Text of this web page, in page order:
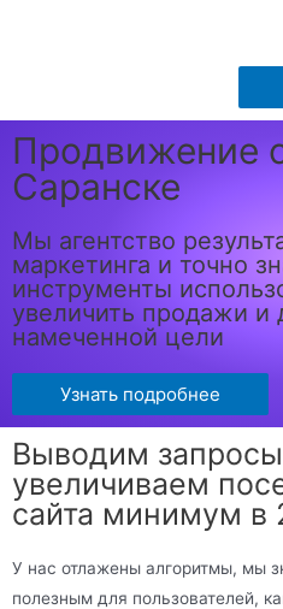
Продвижение
Саранске
Мы агентство
маркетинга и точно
инструменты
увеличить продажи и
намеченной цели
Узнать подробнее
Выводим
увеличиваем
сайта минимум в
У нас отлажены алгоритмы, мы
полезным для пользователей,